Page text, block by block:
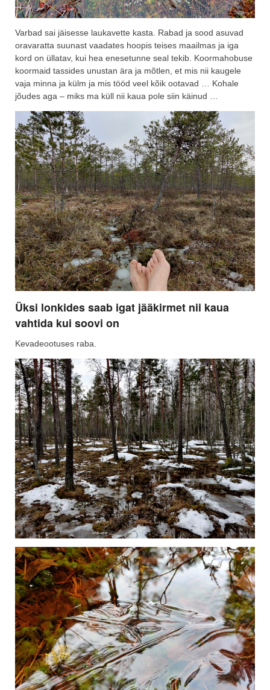
Varbad sai jäisesse laukavette kasta. Rabad ja sood asuvad
oravaratta suunast vaadates hoopis teises maailmas ja iga
kord on üllatav, kui hea enesetunne seal tekib. Koormahobuse
koormaid tassides unustan ära ja mõtlen, et mis nii kaugele
vaja minna ja külm ja mis tööd veel kõik ootavad … Kohale
jõudes aga – miks ma küll nii kaua pole siin käinud …
Üksi lonkides saab igat jääkirmet nii kaua
vahtida kui soovi on
Kevadeootuses raba.